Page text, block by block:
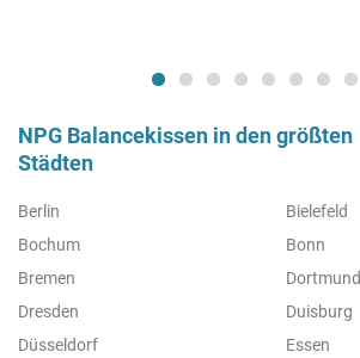
NPG Balancekissen in den größten
Städten
Berlin
Bielefeld
Bochum
Bonn
Bremen
Dortmund
Dresden
Duisburg
Düsseldorf
Essen